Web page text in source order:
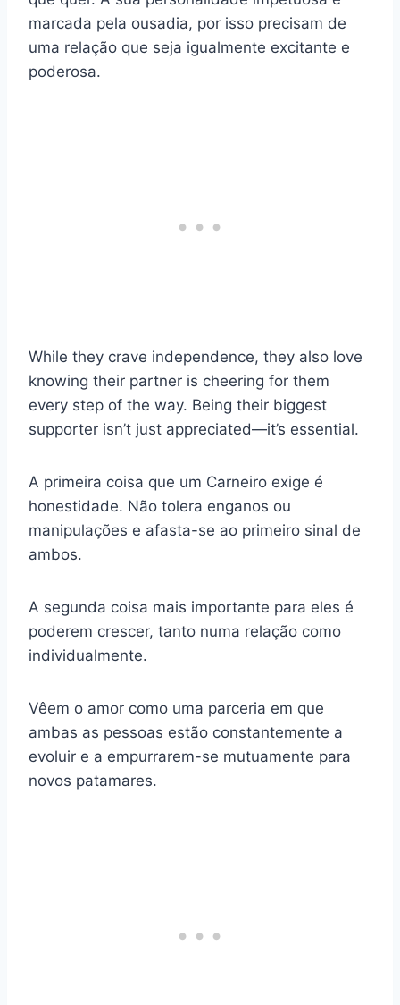
marcada pela ousadia, por isso precisam de
uma relação que seja igualmente excitante e
poderosa.
While they crave independence, they also love
knowing their partner is cheering for them
every step of the way. Being their biggest
supporter isn’t just appreciated—it’s essential.
A primeira coisa que um Carneiro exige é
honestidade. Não tolera enganos ou
manipulações e afasta-se ao primeiro sinal de
ambos.
A segunda coisa mais importante para eles é
poderem crescer, tanto numa relação como
individualmente.
Vêem o amor como uma parceria em que
ambas as pessoas estão constantemente a
evoluir e a empurrarem-se mutuamente para
novos patamares.